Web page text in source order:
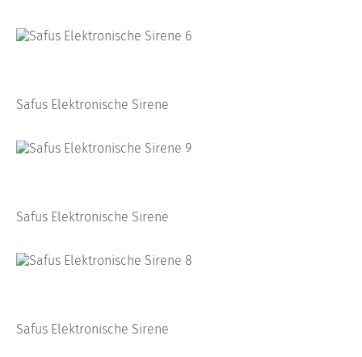
Safus Elektronische Sirene
Safus Elektronische Sirene
Safus Elektronische Sirene